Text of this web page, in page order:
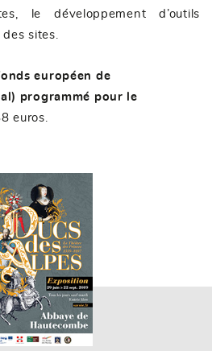
le développement d’outils
sites.
européen de
programmé pour le
euros.